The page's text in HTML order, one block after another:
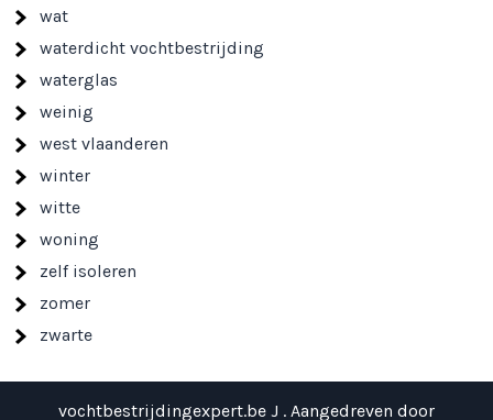
wat
waterdicht vochtbestrijding
waterglas
weinig
west vlaanderen
winter
witte
woning
zelf isoleren
zomer
zwarte
vochtbestrijdingexpert.be J . Aangedreven door